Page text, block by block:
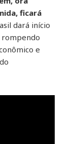
ficará
dará início
rompendo
e